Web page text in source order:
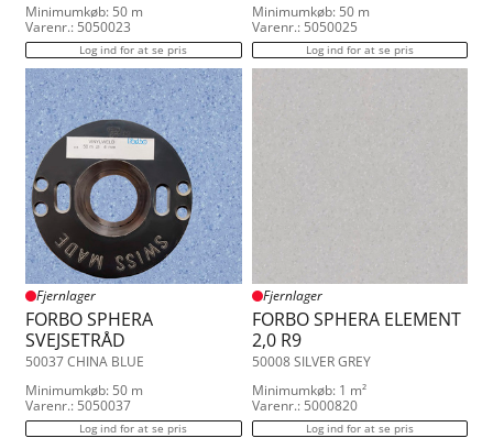
Minimumkøb: 50 m
Varenr.: 5050023
Log ind for at se pris
Minimumkøb: 50 m
Varenr.: 5050025
Log ind for at se pris
Fjernlager
FORBO SPHERA
SVEJSETRÅD
50037 CHINA BLUE
Minimumkøb: 50 m
Varenr.: 5050037
Log ind for at se pris
Fjernlager
FORBO SPHERA ELEMENT
2,0 R9
50008 SILVER GREY
Minimumkøb: 1 m²
Varenr.: 5000820
Log ind for at se pris